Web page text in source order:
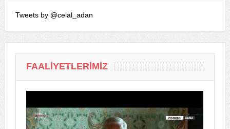
Tweets by @celal_adan
FAALIYETLERIMIZ